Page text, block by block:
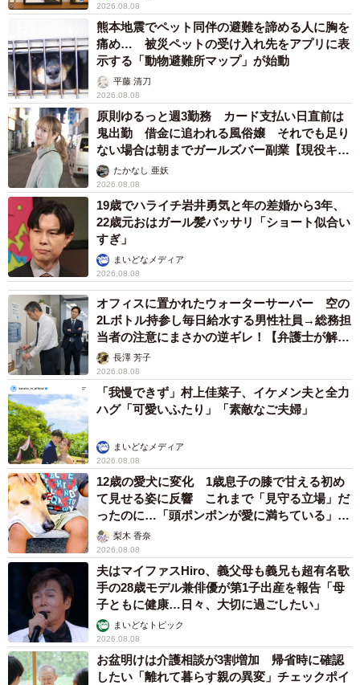
2026.08.08
熊本地震でペット同伴の避難を諦める人に胸を
痛め… 被災ペットの受け入れ先をアプリに表
示する「動物避難所マップ」が始動
平藤 清刀
2026.08.08
原則ゆるっと週3勤務 カード支払い日直前は
鬼出勤 借金に追われる風俗嬢 それでも足り
ない場合は朝までガールズバー副業【現役キャ
ストに取材】
たかなし 亜妖
2026.08.08
19歳でハライチ岩井勇気と年の差婚から3年、
22歳元おはガール髪バッサリ「ショート似合い
すぎ」
まいどなメディア
2026.08.08
オフィスに置かれたウォーターサーバー 空の
2Lボトル持参し毎日給水する男性社員→総務担
当者の注意にまさかの逆ギレ！【弁護士が解
説】長澤 芳子
2026.08.08
「我慢できず」村上佳菜子、イケメン夫と全力
ハグ「可愛いふたり」「素敵なご夫婦」
まいどなメディア
2026.08.08
12歳の愛犬に変化 1歳息子の膝で甘える初め
て見せる姿に反響 これまで「見守る立場」だ
ったのに…「頭ポンポンが愛に満ちている」
「尊…」
梨木 香奈
2026.08.08
夫はマイファスHiro、義父母も義兄も超有名歌
手の28歳モデル兼俳優が第1子出産を報告「母
子ともに健康…日々、大切に過ごしたい」
まいどなトピック
2026.08.08
お盆明けは介護相談が3割増加 帰省時に確認
したい「離れて暮らす親の異変」チェックポイ